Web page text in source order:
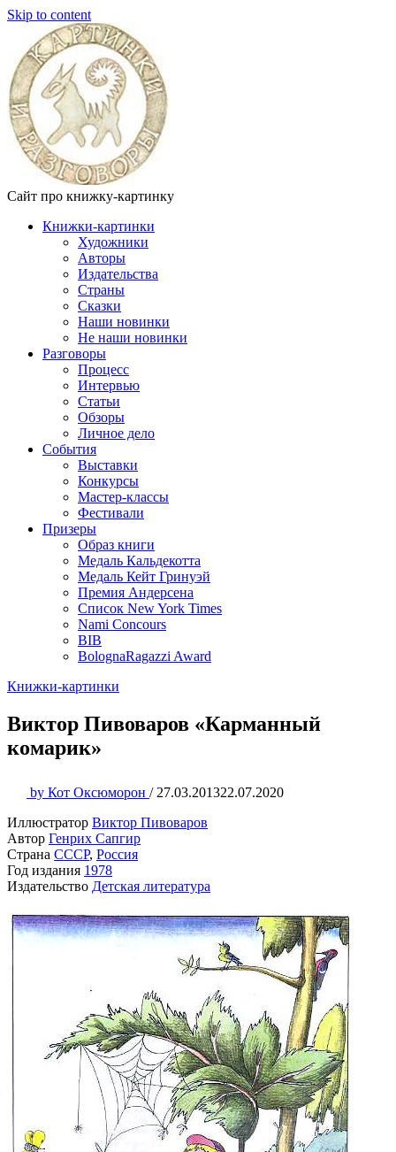
Skip to content
Сайт про книжку-картинку
Книжки-картинки
Художники
Авторы
Издательства
Страны
Сказки
Наши новинки
Не наши новинки
Разговоры
Процесс
Интервью
Статьи
Обзоры
Личное дело
События
Выставки
Конкурсы
Мастер-классы
Фестивали
Призеры
Образ книги
Медаль Кальдекотта
Медаль Кейт Гринуэй
Премия Андерсена
Список New York Times
Nami Concours
BIB
BolognaRagazzi Award
Книжки-картинки
Виктор Пивоваров «Карманный
комарик»
by Кот Оксюморон / 27.03.201322.07.2020
Иллюстратор Виктор Пивоваров
Автор Генрих Сапгир
Страна СССР, Россия
Год издания 1978
Издательство Детская литература